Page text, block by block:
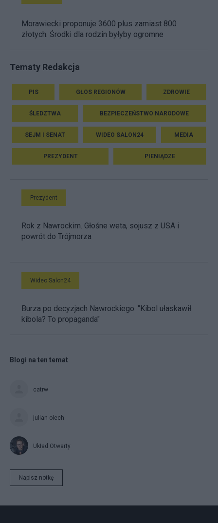
Morawiecki proponuje 3600 plus zamiast 800
złotych. Środki dla rodzin byłyby ogromne
Tematy Redakcja
PIS GŁOS REGIONÓW ZDROWIE
ŚLEDZTWA BEZPIECZEŃSTWO NARODOWE
SEJM I SENAT WIDEO SALON24 MEDIA
PREZYDENT PIENIĄDZE
Prezydent
Rok z Nawrockim. Głośne weta, sojusz z USA i
powrót do Trójmorza
Wideo Salon24
Burza po decyzjach Nawrockiego. "Kibol ułaskawił
kibola? To propaganda"
Blogi na ten temat
catrw
julian olech
Układ Otwarty
Napisz notkę